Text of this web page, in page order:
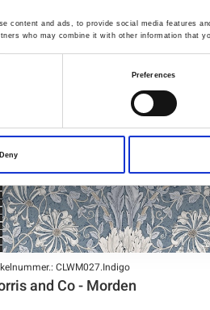
content and ads, to provide social media features
who may combine it with other information that
Preferences
Deny
CLWM027.Indigo
and Co - Morden